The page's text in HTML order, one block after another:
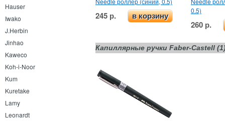
Hauser
Iwako
J.Herbin
Jinhao
Kaweco
Koh-i-Noor
Kum
Kuretake
Lamy
Leonardt
245 р. в корзину
0.5)
260 р.
Капиллярные ручки Faber-Castell